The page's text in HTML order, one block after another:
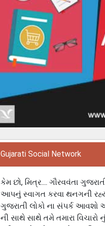
Gujarati Social Network
કેમ છો, મિત્ર.... ગૌરવવંતા
આપનું સ્વાગત કરવા થનગની
ગુજરાતી લોકો ના સંપર્ક આવશો
ની સાથે સાથે તમે તમારા